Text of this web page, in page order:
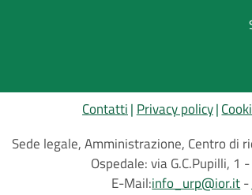
Contatti Privacy policy
Sede legale, Amministrazione, Centro di
Ospedale: via G.C.Pupilli,
E-Mail:info_urp@ior.it